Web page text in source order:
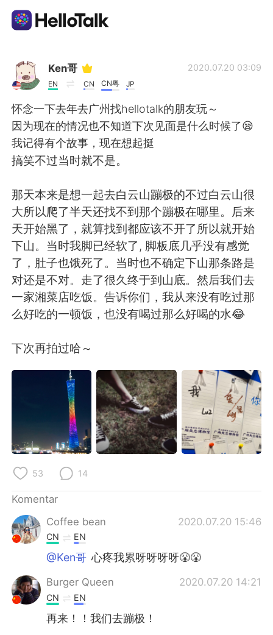
Aplikasi Pertukaran Bahasa
AI Grammar Checker
Indonesia
繁體中文 Español
العربية Français
Deutsch 日本語
한국어 Русский
Türkçe Tiếng Việt
Português
Ken哥
EN CN CN粤 JP
2020.07.20 03:09
怀念一下去年去广州找hellotalk的朋友玩～
因为现在的情况也不知道下次见面是什么时候了😪
我记得有个故事，现在想起挺
搞笑不过当时就不是。
那天本来是想一起去白云山蹦极的不过白云山很
大所以爬了半天还找不到那个蹦极在哪里。后来
天开始黑了，就算找到都应该不开了所以就开始
下山。当时我脚已经软了, 脚板底几乎没有感觉
了，肚子也饿死了。当时也不确定下山那条路是
对还是不对。走了很久终于到山底。然后我们去
一家湘菜店吃饭。告诉你们，我从来没有吃过那
么好吃的一顿饭，也没有喝过那么好喝的水😂
下次再拍过哈～
53 14
Komentar
Coffee bean
2020.07.20 15:46
CN EN
@Ken哥 心疼我累呀呀呀呀😤😤
Burger Queen 2020.07.20 14:21
CN EN
再来！！我们去蹦极！